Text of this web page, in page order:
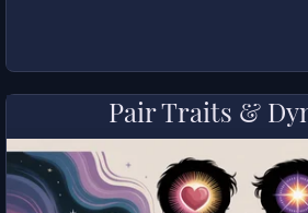
Pair Traits &